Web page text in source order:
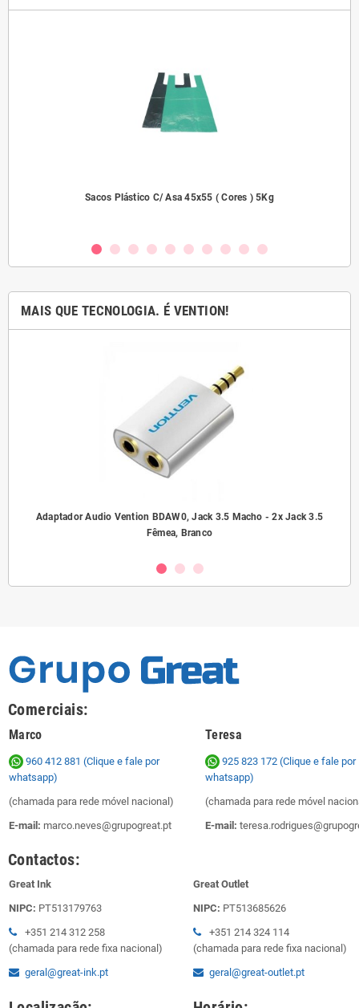
Sacos Plástico C/ Asa 45x55 ( Cores ) 5Kg
MAIS QUE TECNOLOGIA. É VENTION!
Adaptador Audio Vention BDAW0, Jack 3.5 Macho - 2x Jack 3.5
Fêmea, Branco
Comerciais:
Marco Teresa
960 412 881 (Clique e fale por
whatsapp)
(chamada para rede móvel nacional)
E-mail: marco.neves@grupogreat.pt
925 823 172 (Clique e fale por
whatsapp)
(chamada para rede móvel
E-mail:
Contactos:
Great Ink
NIPC: PT513179763
+351 214 312 258
(chamada para rede fixa nacional)
geral@great-ink.pt
Great Outlet
NIPC: PT513685626
+351 214 324 114
(chamada para rede fixa nacional)
geral@great-outlet.pt